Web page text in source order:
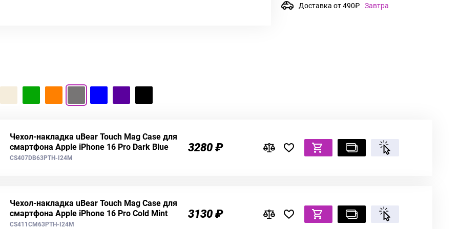
Доставка от 490₽ Завтра
Чехол-накладка uBear Touch Mag Case для
смартфона Apple iPhone 16 Pro Dark Blue
CS407DB63PTH-I24M
3280 ₽
Чехол-накладка uBear Touch Mag Case для
смартфона Apple iPhone 16 Pro Cold Mint
CS411CM63PTH-I24M
3130 ₽